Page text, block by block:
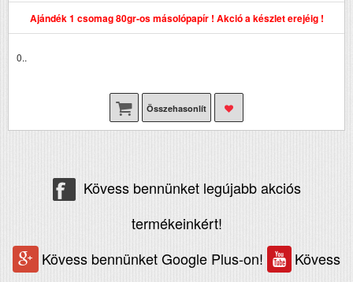
Ajándék 1 csomag 80gr-os másolópapír ! Akció a készlet erejéig !
0..
Összehasonlít
Kövess bennünket legújabb akciós
termékeinkért!
Kövess bennünket Google Plus-on!
Kövess